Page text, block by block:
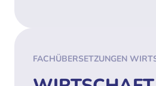
FACHÜBERSETZUNGEN